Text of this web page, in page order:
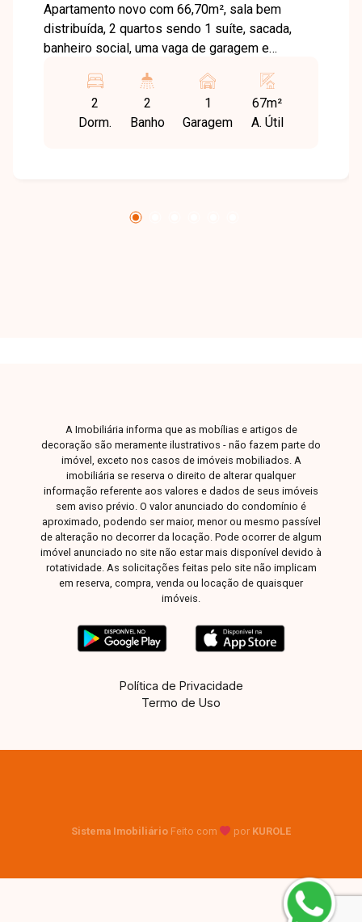
Apartamento novo com 66,70m², sala bem
distribuída, 2 quartos sendo 1 suíte, sacada,
banheiro social, uma vaga de garagem e
um imóvel moderno e funcional.
2
Dorm.
2
Banho
1
Garagem
67m²
A. Útil
A Imobiliária informa que as mobílias e artigos de
decoração são meramente ilustrativos - não fazem parte do
imóvel, exceto nos casos de imóveis mobiliados. A
imobiliária se reserva o direito de alterar qualquer
informação referente aos valores e dados de seus imóveis
sem aviso prévio. O valor anunciado do condomínio é
aproximado, podendo ser maior, menor ou mesmo passível
de alteração no decorrer da locação. Pode ocorrer de algum
imóvel anunciado no site não estar mais disponível devido à
rotatividade. As solicitações feitas pelo site não implicam
em reserva, compra, venda ou locação de quaisquer
imóveis.
Política de Privacidade
Termo de Uso
Sistema Imobiliário Feito com por KUROLE